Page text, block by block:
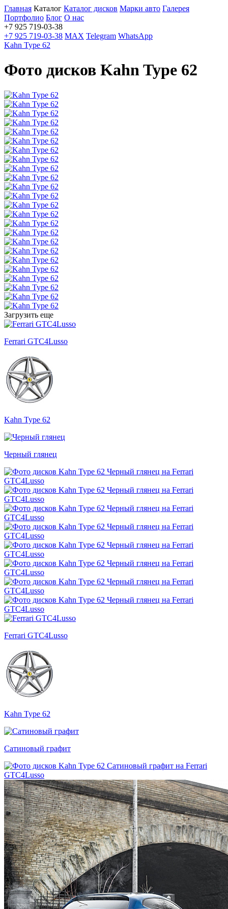
Главная Каталог Каталог дисков Марки авто Галерея
Портфолио Блог О нас
+7 925 719-03-38
+7 925 719-03-38 MAX Telegram WhatsApp
Kahn Type 62
Фото дисков Kahn Type 62
Загрузить еще
Ferrari GTC4Lusso
Kahn Type 62
Черный глянец
Ferrari GTC4Lusso
Kahn Type 62
Сатиновый графит